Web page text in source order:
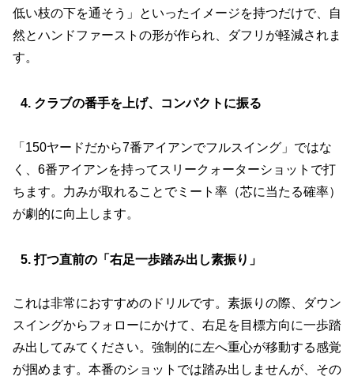
低い枝の下を通そう」といったイメージを持つだけで、自
然とハンドファーストの形が作られ、ダフリが軽減されま
す。
4. クラブの番手を上げ、コンパクトに振る
「150ヤードだから7番アイアンでフルスイング」ではな
く、6番アイアンを持ってスリークォーターショットで打
ちます。力みが取れることでミート率（芯に当たる確率）
が劇的に向上します。
5. 打つ直前の「右足一歩踏み出し素振り」
これは非常におすすめのドリルです。素振りの際、ダウン
スイングからフォローにかけて、右足を目標方向に一歩踏
み出してみてください。強制的に左へ重心が移動する感覚
が掴めます。本番のショットでは踏み出しませんが、その